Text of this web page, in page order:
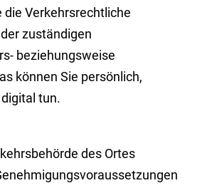
die Verkehrsrechtliche
zuständigen
beziehungsweise
können Sie persönlich,
tun.
des Ortes